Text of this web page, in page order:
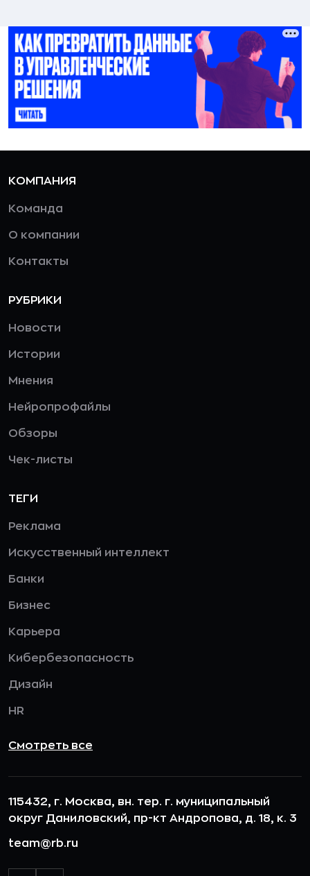
КОМПАНИЯ
Команда
О компании
Контакты
РУБРИКИ
Новости
Истории
Мнения
Нейропрофайлы
Обзоры
Чек-листы
ТЕГИ
Реклама
Искусственный интеллект
Банки
Бизнес
Карьера
Кибербезопасность
Дизайн
HR
Смотреть все
115432, г. Москва, вн. тер. г. муниципальный
округ Даниловский, пр-кт Андропова, д. 18, к. 3
team@rb.ru